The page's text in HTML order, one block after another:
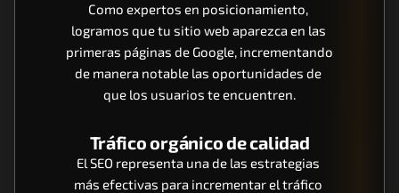
Como expertos en posicionamiento,
logramos que tu sitio web aparezca en las
primeras páginas de Google, incrementando
de manera notable las oportunidades de
que los usuarios te encuentren.
Tráfico orgánico de calidad
El SEO representa una de las estrategias
más efectivas para incrementar el tráfico